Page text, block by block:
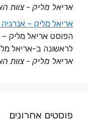
אריאל מליק - צוות
אריאל מליק –
הפוסט אריאל מליק
לראשונה ב-אריאל
אריאל מליק - צוות
פוסטים אחרונים